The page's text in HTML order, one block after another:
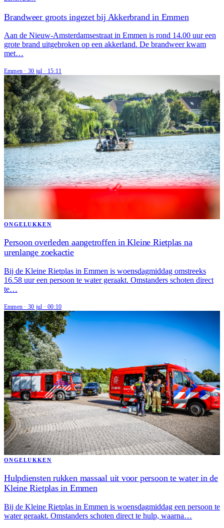
Brandweer groots ingezet bij Akkerbrand in Emmen
Aan de Nieuw-Amsterdamsestraat in Emmen is rond 14.00 uur een
grote brand uitgebroken op een akkerland. De brandweer kwam
met…
Emmen · 30 jul · 15:11
ONGELUKKEN
Persoon overleden aangetroffen in Kleine Rietplas na
urenlange zoekactie
Bij de Kleine Rietplas in Emmen is woensdagmiddag omstreeks
16.58 uur een persoon te water geraakt. Omstanders schoten direct
te…
Emmen · 30 jul · 00:10
ONGELUKKEN
Hulpdiensten rukken massaal uit voor persoon te water in de
Kleine Rietplas in Emmen
Bij de Kleine Rietplas in Emmen is woensdagmiddag een persoon te
water geraakt. Omstanders schoten direct te hulp, waarna…